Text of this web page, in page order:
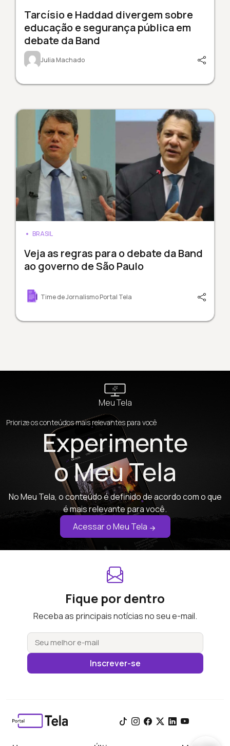
Tarcísio e Haddad divergem sobre
educação e segurança pública em
debate da Band
Julia Machado
BRASIL
Veja as regras para o debate da Band
ao governo de São Paulo
Time de Jornalismo Portal Tela
Meu Tela
Priorize os conteúdos mais relevantes para você
Experimente
o Meu Tela
No Meu Tela, o conteúdo é definido de acordo com o que
é mais relevante para você.
Acessar o Meu Tela
Fique por dentro
Receba as principais notícias no seu e-mail.
Inscrever-se